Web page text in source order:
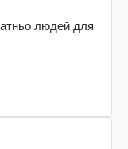
людей для